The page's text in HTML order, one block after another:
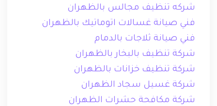
شركه تنظيف مجالس بالظهران
فني صيانة غسالات اتوماتيك بالظهران
فني صيانة ثلاجات بالدمام
شركة تنظيف بالبخار بالظهران
شركة تنظيف خزانات بالظهران
شركة غسيل سجاد الظهران
شركة مكافحة حشرات الظهران